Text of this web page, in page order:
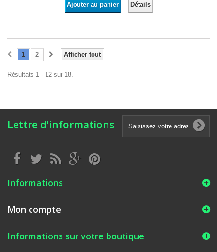
Ajouter au panier Détails
Afficher tout
1 2
Résultats 1 - 12 sur 18.
Lettre d'informations
Informations
Mon compte
Informations sur votre boutique